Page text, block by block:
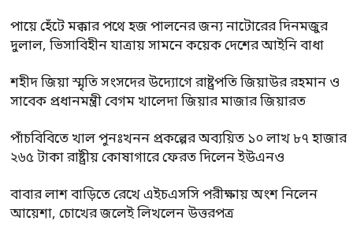
পায়ে হেঁটে মক্কার পথে হজ পালনের জন্য নাটোরের দিনমজুর
দুলাল, ভিসাবিহীন যাত্রায় সামনে কয়েক দেশের আইনি বাধা
শহীদ জিয়া স্মৃতি সংসদের উদ্যোগে রাষ্ট্রপতি জিয়াউর রহমান ও
সাবেক প্রধানমন্ত্রী বেগম খালেদা জিয়ার মাজার জিয়ারত
পাঁচবিবিতে খাল পুনঃখনন প্রকল্পের অব্যয়িত ১০ লাখ ৮৭ হাজার
২৬৫ টাকা রাষ্ট্রীয় কোষাগারে ফেরত দিলেন ইউএনও
বাবার লাশ বাড়িতে রেখে এইচএসসি পরীক্ষায় অংশ নিলেন
আয়েশা, চোখের জলেই লিখলেন উত্তরপত্র